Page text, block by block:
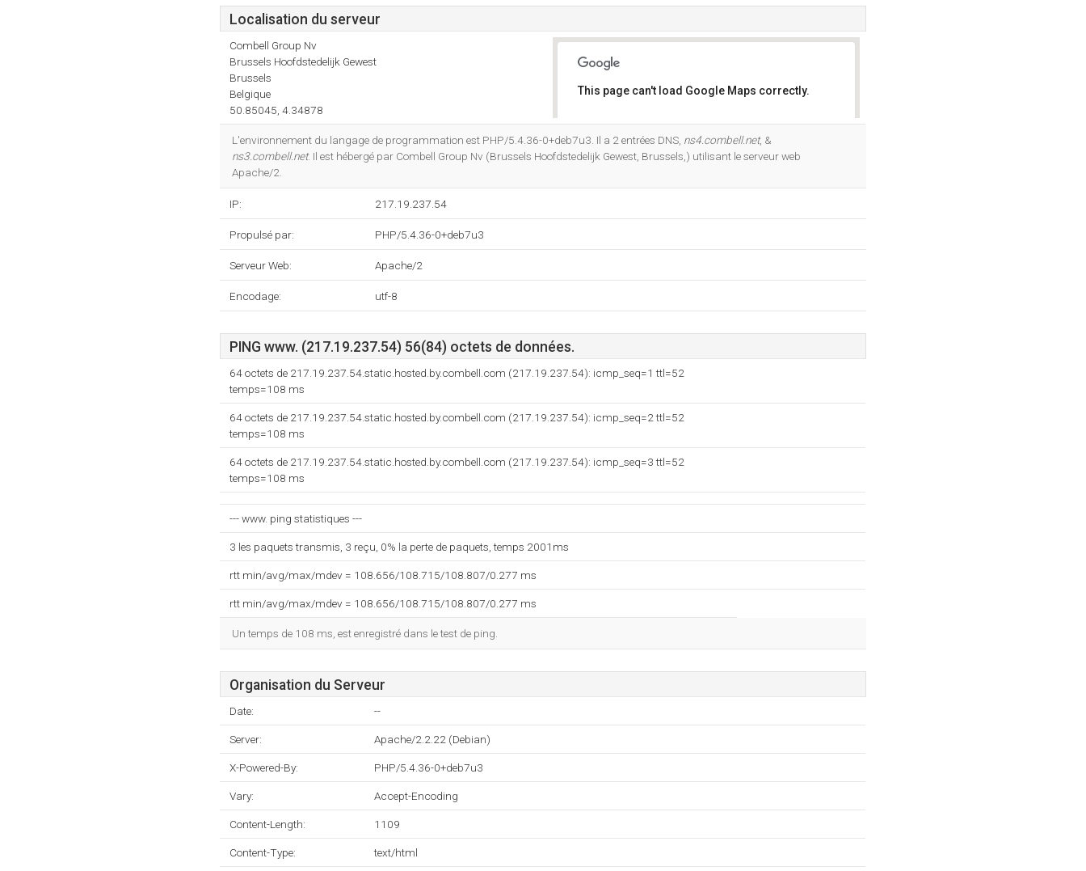
Localisation du serveur
Combell Group Nv
Brussels Hoofdstedelijk Gewest
Brussels
Belgique
50.85045, 4.34878
This page can't load Google Maps correctly.
L'environnement du langage de programmation est PHP/5.4.36-0+deb7u3. Il a 2 entrées DNS, ns4.combell.net, &
ns3.combell.net. Il est hébergé par Combell Group Nv (Brussels Hoofdstedelijk Gewest, Brussels,) utilisant le serveur web
Apache/2.
IP: 217.19.237.54
Propulsé par: PHP/5.4.36-0+deb7u3
Serveur Web: Apache/2
Encodage: utf-8
PING www. (217.19.237.54) 56(84) octets de données.
64 octets de 217.19.237.54.static.hosted.by.combell.com (217.19.237.54): icmp_seq=1 ttl=52
temps=108 ms
64 octets de 217.19.237.54.static.hosted.by.combell.com (217.19.237.54): icmp_seq=2 ttl=52
temps=108 ms
64 octets de 217.19.237.54.static.hosted.by.combell.com (217.19.237.54): icmp_seq=3 ttl=52
temps=108 ms
--- www. ping statistiques ---
3 les paquets transmis, 3 reçu, 0% la perte de paquets, temps 2001ms
rtt min/avg/max/mdev = 108.656/108.715/108.807/0.277 ms
rtt min/avg/max/mdev = 108.656/108.715/108.807/0.277 ms
Un temps de 108 ms, est enregistré dans le test de ping.
Organisation du Serveur
Date: --
Server: Apache/2.2.22 (Debian)
X-Powered-By: PHP/5.4.36-0+deb7u3
Vary: Accept-Encoding
Content-Length: 1109
Content-Type: text/html